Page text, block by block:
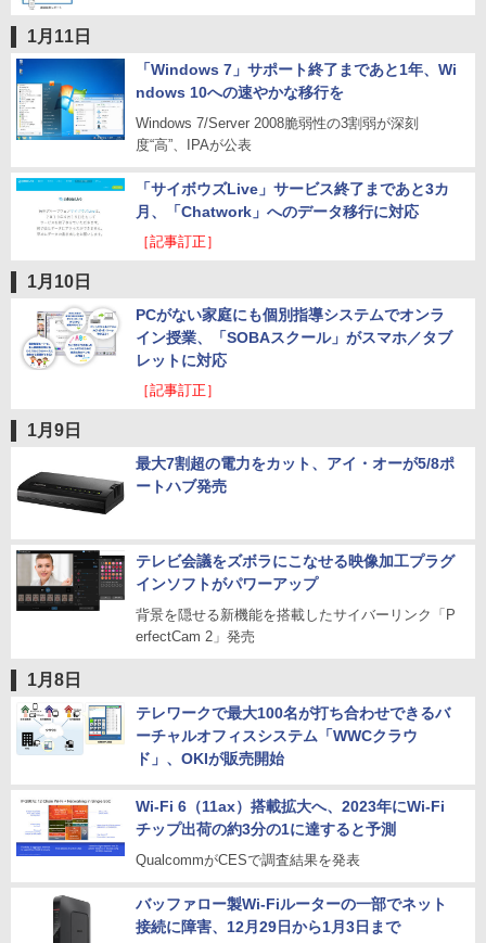
1月11日
「Windows 7」サポート終了まであと1年、Wi
ndows 10への速やかな移行を
Windows 7/Server 2008脆弱性の3割弱が深刻
度“高”、IPAが公表
「サイボウズLive」サービス終了まであと3カ
月、「Chatwork」へのデータ移行に対応
［記事訂正］
1月10日
PCがない家庭にも個別指導システムでオンラ
イン授業、「SOBAスクール」がスマホ／タブ
レットに対応
［記事訂正］
1月9日
最大7割超の電力をカット、アイ・オーが5/8ポ
ートハブ発売
テレビ会議をズボラにこなせる映像加工プラグ
インソフトがパワーアップ
背景を隠せる新機能を搭載したサイバーリンク「P
erfectCam 2」発売
1月8日
テレワークで最大100名が打ち合わせできるバ
ーチャルオフィスシステム「WWCクラウ
ド」、OKIが販売開始
Wi-Fi 6（11ax）搭載拡大へ、2023年にWi-Fi
チップ出荷の約3分の1に達すると予測
QualcommがCESで調査結果を発表
バッファロー製Wi-Fiルーターの一部でネット
接続に障害、12月29日から1月3日まで